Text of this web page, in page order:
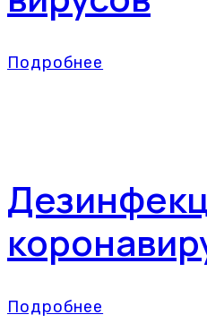
Подробнее
Подробнее